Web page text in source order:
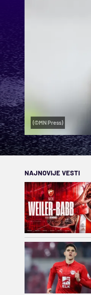
(©MN Press)
NAJNOVIJE VESTI